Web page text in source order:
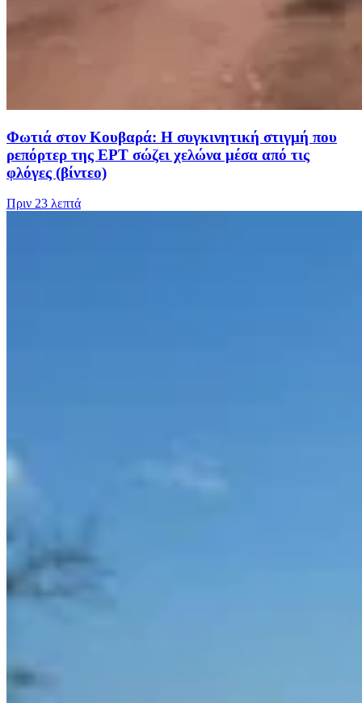
Φωτιά στον Κουβαρά: Η συγκινητική στιγμή που
ρεπόρτερ της ΕΡΤ σώζει χελώνα μέσα από τις
φλόγες (βίντεο)
Πριν 23 λεπτά